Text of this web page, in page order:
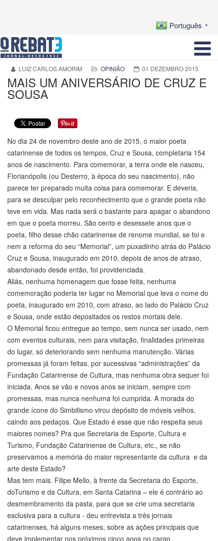
Português ▼
LUIZ CARLOS AMORIM OPINIÃO 01 DEZEMBRO 2015
MAIS UM ANIVERSÁRIO DE CRUZ E
SOUSA
No dia 24 de novembro deste ano de 2015, o maior poeta
catarinense de todos os tempos, Cruz e Sousa, completaria 154
anos de nascimento. Para comemorar, a terra onde ele nasceu,
Florianópolis (ou Desterro, à época do seu nascimento), não
parece ter preparado muita coisa para comemorar. E deveria,
para se desculpar pelo reconhecimento que o grande poeta não
teve em vida. Mas nada será o bastante para apagar o abandono
em que o poeta morreu. São cento e desessete anos que o
poeta, filho desse chão catarinense de renome mundial, se foi e
nem a reforma do seu “Memorial”, um puxadinho atrás do Palácio
Cruz e Sousa, inaugurado em 2010, depois de anos de atraso,
abandonado desde então, foi providenciada.
Aliás, nenhuma homenagem que fosse feita, nenhuma
comemoração poderia ter lugar no Memorial que leva o nome do
poeta, inaugurado em 2010, com atraso, ao lado do Palácio Cruz
e Sousa, onde estão depositados os restos mortais dele.
O Memorial ficou entregue ao tempo, sem nunca ser usado, nem
com eventos culturais, nem para visitação, finalidades primeiras
do lugar, só deteriorando sem nenhuma manutenção. Várias
promessas já foram feitas, por sucessivas “administrações” da
Fundação Catarinense de Cultura, mas nenhuma obra sequer foi
iniciada. Anos se vão e novos anos se iniciam, sempre com
promessas, mas nunca nenhuma foi cumprida. A morada do
grande ícone do Simbilismo virou depósito de móveis velhos,
caindo aos pedaços. Que Estado é esse que não respeita seus
maiores nomes? Pra que Secretaria de Esporte, Cultura e
Turismo, Fundação Catarinense de Cultura, etc., se não
preservamos a memória do maior representante da cultura e da
arte deste Estado?
Mas tem mais. Filipe Mello, à frente da Secretaria do Esporte,
doTurismo e da Cultura, em Santa Catarina – ele é contrário ao
desmembramento da pasta, para que se crie uma secretaria
esclusiva para a cultura - deu entrevista a três jornais
catarinenses, há alguns meses, sobre as ações principais que
deve implementar nos próximos cinco anos no cargo.